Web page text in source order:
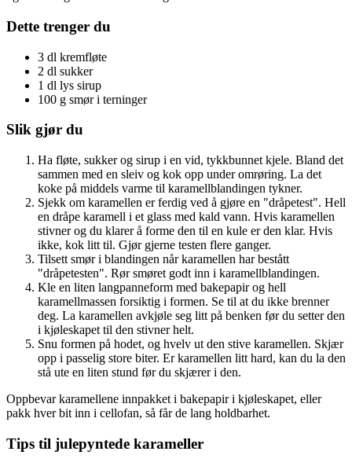
Dette trenger du
3 dl kremfløte
2 dl sukker
1 dl lys sirup
100 g smør i terninger
Slik gjør du
Ha fløte, sukker og sirup i en vid, tykkbunnet kjele. Bland det
sammen med en sleiv og kok opp under omrøring. La det
koke på middels varme til karamellblandingen tykner.
Sjekk om karamellen er ferdig ved å gjøre en "dråpetest". Hell
en dråpe karamell i et glass med kald vann. Hvis karamellen
stivner og du klarer å forme den til en kule er den klar. Hvis
ikke, kok litt til. Gjør gjerne testen flere ganger.
Tilsett smør i blandingen når karamellen har bestått
"dråpetesten". Rør smøret godt inn i karamellblandingen.
Kle en liten langpanneform med bakepapir og hell
karamellmassen forsiktig i formen. Se til at du ikke brenner
deg. La karamellen avkjøle seg litt på benken før du setter den
i kjøleskapet til den stivner helt.
Snu formen på hodet, og hvelv ut den stive karamellen. Skjær
opp i passelig store biter. Er karamellen litt hard, kan du la den
stå ute en liten stund før du skjærer i den.
Oppbevar karamellene innpakket i bakepapir i kjøleskapet, eller
pakk hver bit inn i cellofan, så får de lang holdbarhet.
Tips til julepyntede karameller